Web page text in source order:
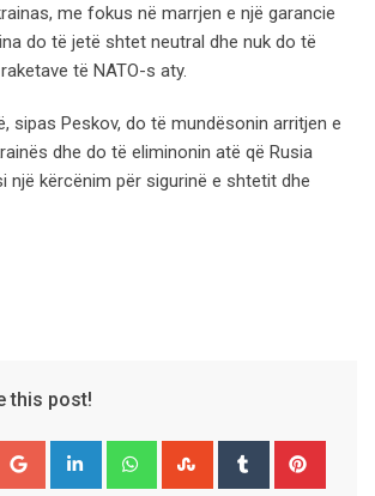
me fokus në marrjen e një garancie
do të jetë shtet neutral dhe nuk do të
të NATO-s aty.
sipas Peskov, do të mundësonin arritjen e
dhe do të eliminonin atë që Rusia
një kërcënim për sigurinë e shtetit dhe
this post!
Google+ LinkedIn WhatsappStumbleUpon
Tumblr